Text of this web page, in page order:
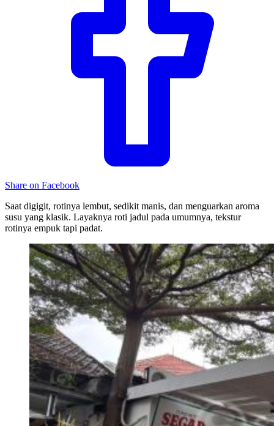
Share on Facebook
Saat digigit, rotinya lembut, sedikit manis, dan menguarkan aroma
susu yang klasik. Layaknya roti jadul pada umumnya, tekstur
rotinya empuk tapi padat.